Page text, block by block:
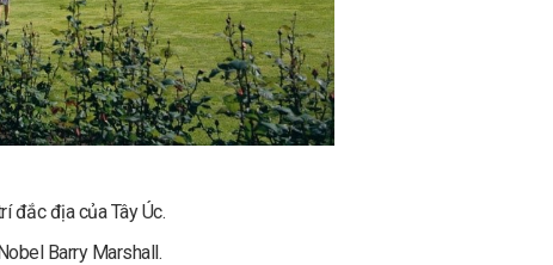
đắc địa của Tây Úc.
Barry Marshall.